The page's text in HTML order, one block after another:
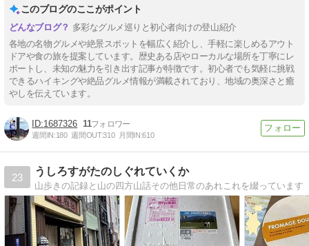
このブログのここがポイント
多彩なグルメ巡りと初心者向けの登山紹介
各地の名物グルメや絶景スポットを幅広く紹介し、手軽に楽しめるアウト
ドアや食の旅を提案しています。歴史ある店やローカルな場所を丁寧にレ
ポートし、未知の魅力を引き出す記事が特徴です。初心者でも気軽に挑戦
できるハイキングや絶品グルメ情報が満載されており、地域の奥深さと癒
やしを伝えています。
1687326 11
週間IN:180 週間OUT:310 月間IN:610
23
うしろすがたのしぐれていくか
山歩きの記録と山の四方山話その他日常のあれこれを綴っています